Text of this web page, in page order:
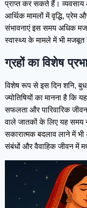
प्राप्त कर सकते हैं।
आर्थिक मामलों में वृद्धि, प्रेम
संभावनाएं इस समय अधिक
स्वास्थ्य के मामले में भी
ग्रहों का विशेष
विशेष रूप से इस दिन शनि,
ज्योतिषियों का मानना है कि
सफलता और पारिवारिक
वाले जातकों के लिए यह समय
सकारात्मक बदलाव लाने में
संबंधों और वैवाहिक जीवन में